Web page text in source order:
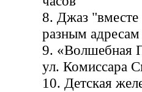
8. Джаз
разным
9.
ул. Комиссара
10. Детская